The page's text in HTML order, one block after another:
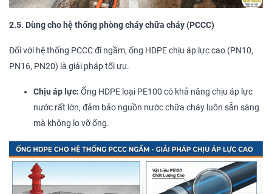
2.5. Dùng cho hệ thống phòng cháy chữa cháy (PCCC)
Đối với hệ thống PCCC đi ngầm, ống HDPE chịu áp lực cao (PN10,
PN16, PN20) là giải pháp tối ưu.
Chịu áp lực: Ống HDPE loại PE100 có khả năng chịu áp lực
nước rất lớn, đảm bảo nguồn nước chữa cháy luôn sẵn sàng
mà không lo vỡ ống.